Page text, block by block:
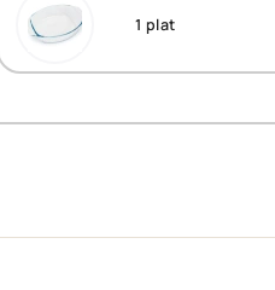
1 plat